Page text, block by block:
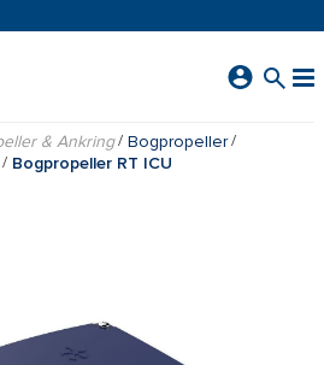
& Ankring
Bogpropeller
Bogpropeller RT ICU